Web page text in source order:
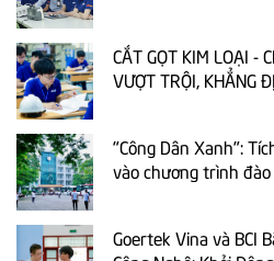
CẮT GỌT KIM LOẠI -
VƯỢT TRỘI, KHẲNG
"Công Dân Xanh":
vào chương trình đào
Goertek Vina và BCI